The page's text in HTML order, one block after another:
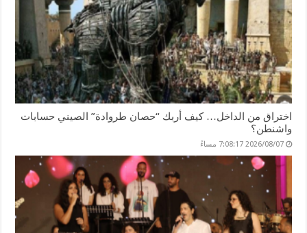
اختراق من الداخل… كيف أربك “حصان طروادة” الصيني حسابات
واشنطن؟
2026/08/07 7:08:17 مساءً